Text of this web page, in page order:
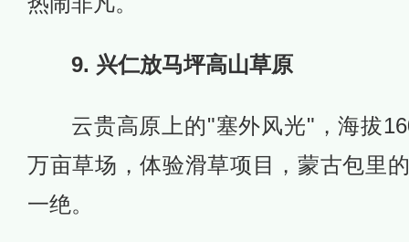
9. 兴仁放马坪高山草原
云贵高原上的"塞外风光"，海拔
万亩草场，体验滑草项目，蒙古包里
一绝。